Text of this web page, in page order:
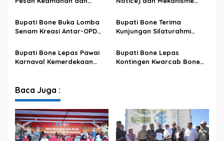
Data pada Portal Bone
Satu Data
Bupati Bone Buka Lomba
Senam Kreasi Antar-OPD
Bupati Bone Terima
Kunjungan Silaturahmi
XIV/Hasanuddin
Bupati Bone Lepas Pawai
Karnaval Kemerdekaan
Bupati Bone Lepas
Kontingen Kwarcab Bone
Baca Juga :